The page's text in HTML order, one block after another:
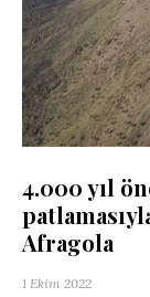
4.000 yıl
Afragola
1 Ekim 2022